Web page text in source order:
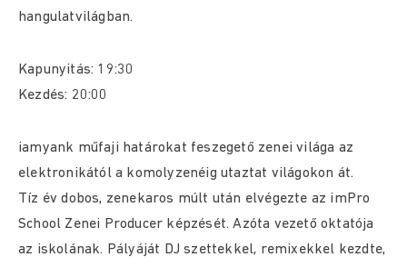
hangulatvilágban.
Kapunyitás: 19:30
Kezdés: 20:00
iamyank műfaji határokat feszegető zenei világa az
elektronikától a komolyzenéig utaztat világokon át.
Tíz év dobos, zenekaros múlt után elvégezte az imPro
School Zenei Producer képzését. Azóta vezető oktatója
az iskolának. Pályáját DJ szettekkel, remixekkel kezdte,